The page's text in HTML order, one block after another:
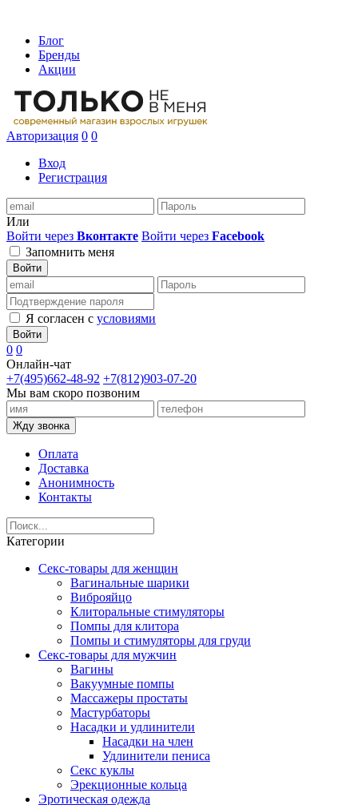
Блог
Бренды
Акции
Авторизация 0 0
Вход
Регистрация
Или
Войти через Вконтакте Войти через Facebook
Запомнить меня
Войти
Я согласен с условиями
Войти
0 0
Онлайн-чат
+7(495)662-48-92 +7(812)903-07-20
Мы вам скоро позвоним
Жду звонка
Оплата
Доставка
Анонимность
Контакты
Категории
Секс-товары для женщин
Вагинальные шарики
Виброяйцо
Клиторальные стимуляторы
Помпы для клитора
Помпы и стимуляторы для груди
Секс-товары для мужчин
Вагины
Вакуумные помпы
Массажеры простаты
Мастурбаторы
Насадки и удлинители
Насадки на член
Удлинители пениса
Секс куклы
Эрекционные кольца
Эротическая одежда